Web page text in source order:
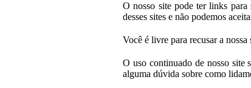
O nosso site pode ter links para
desses sites e não podemos
Você é livre para recusar a
O uso continuado de nosso site
alguma dúvida sobre como